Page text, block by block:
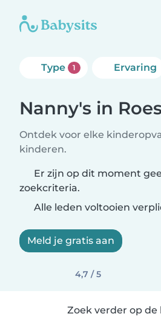
Type 1 Ervaring
Nanny's in
Ontdek voor elke
kinderen.
Er zijn op dit moment
zoekcriteria.
Alle leden voltooien
Meld je gratis aan
4,7 / 5
Zoek verder op